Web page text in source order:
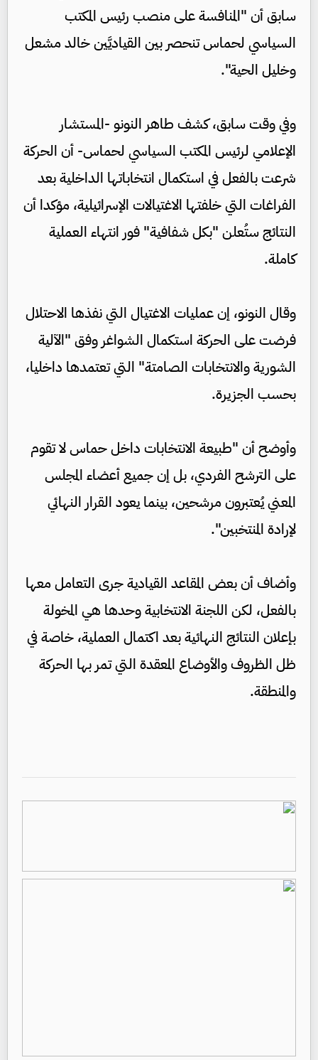
سابق أن "المنافسة على منصب رئيس المكتب
السياسي لحماس تنحصر بين القياديَّين خالد مشعل
وخليل الحية".
وفي وقت سابق، كشف طاهر النونو -المستشار
الإعلامي لرئيس المكتب السياسي لحماس- أن الحركة
شرعت بالفعل في استكمال انتخاباتها الداخلية بعد
الفراغات التي خلفتها الاغتيالات الإسرائيلية، مؤكدا أن
النتائج ستُعلن "بكل شفافية" فور انتهاء العملية
كاملة.
وقال النونو، إن عمليات الاغتيال التي نفذها الاحتلال
فرضت على الحركة استكمال الشواغر وفق "الآلية
الشورية والانتخابات الصامتة" التي تعتمدها داخليا،
بحسب الجزيرة.
وأوضح أن "طبيعة الانتخابات داخل حماس لا تقوم
على الترشح الفردي، بل إن جميع أعضاء المجلس
المعني يُعتبرون مرشحين، بينما يعود القرار النهائي
لإرادة المنتخبين".
وأضاف أن بعض المقاعد القيادية جرى التعامل معها
بالفعل، لكن اللجنة الانتخابية وحدها هي المخولة
بإعلان النتائج النهائية بعد اكتمال العملية، خاصة في
ظل الظروف والأوضاع المعقدة التي تمر بها الحركة
والمنطقة.